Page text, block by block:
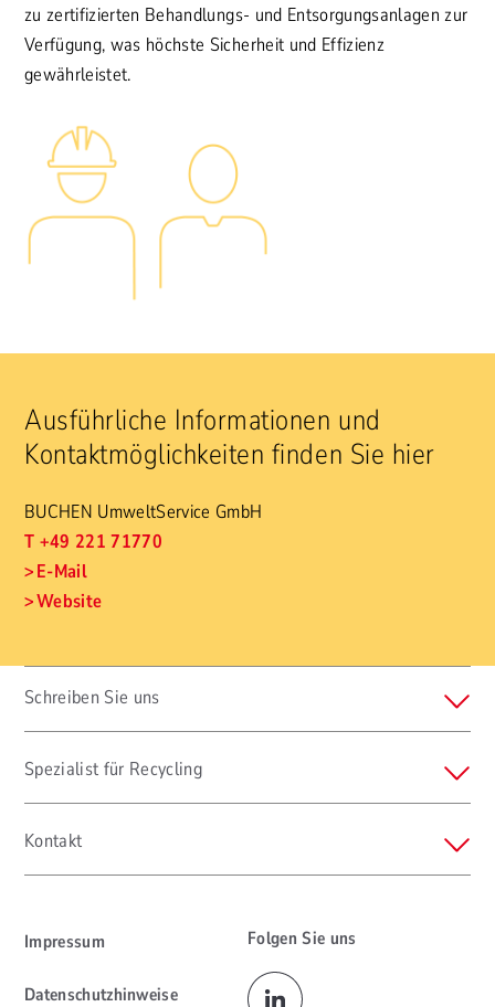
zu zertifizierten Behandlungs- und Entsorgungsanlagen zur
Verfügung, was höchste Sicherheit und Effizienz
gewährleistet.
Ausführliche Informationen und
Kontaktmöglichkeiten finden Sie hier
BUCHEN UmweltService GmbH
T +49 221 71770
E-Mail
Website
Schreiben Sie uns
Spezialist für Recycling
Kontakt
Impressum
Datenschutzhinweise
Folgen Sie uns